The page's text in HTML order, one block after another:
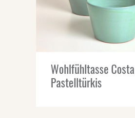
Wohlfühltasse
Pastelltürkis